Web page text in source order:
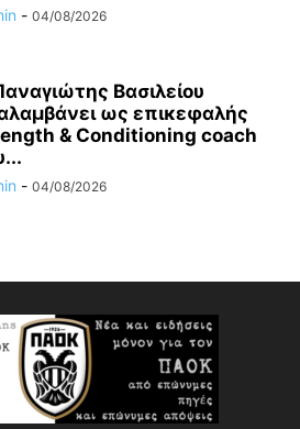
- 04/08/2026
Βασιλείου
ως επικεφαλής
& Conditioning coach
- 04/08/2026